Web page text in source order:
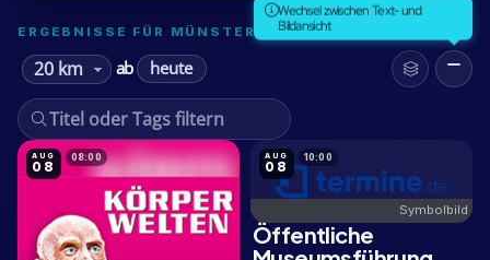
ERGEBNISSE FÜR MÜNSTER
ab heute
Wechsel zwischen Text- und
Bildansicht
AUG
08
08:00 AUG
08
10:00
15,1 KM
Symbolbild
Öffentliche